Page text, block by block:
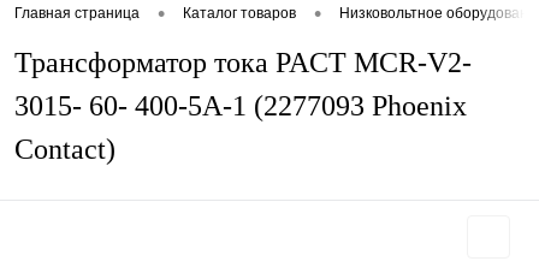
Главная страница • Каталог товаров • Низковольтное
Трансформатор тока PACT MCR-V2-
3015- 60- 400-5A-1 (2277093 Phoenix
Contact)